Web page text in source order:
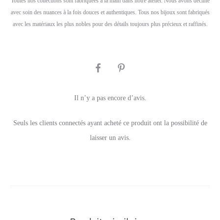
avec soin des nuances à la fois douces et authentiques. Tous nos bijoux sont fabriqués
avec les matériaux les plus nobles pour des détails toujours plus précieux et raffinés.
SHARE
A
Il n’y a pas encore d’avis.
Seuls les clients connectés ayant acheté ce produit ont la possibilité de
laisser un avis.